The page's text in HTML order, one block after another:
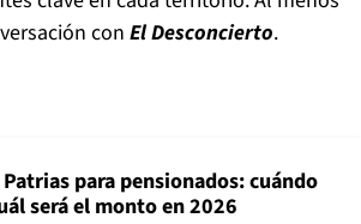
con El Desconcierto.
para pensionados: cuándo
será el monto en 2026